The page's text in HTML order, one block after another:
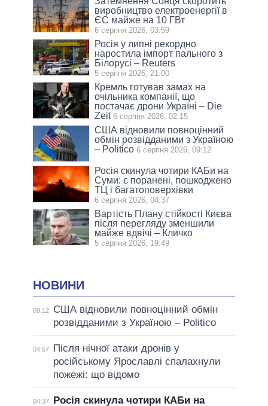
виробництво електроенергії в
ЄС майже на 10 ГВт
6 серпня 2026, 03:59
Росія у липні рекордно
наростила імпорт пального з
Білорусі – Reuters
5 серпня 2026, 21:00
Кремль готував замах на
очільника компанії, що
постачає дрони Україні – Die
Zeit 6 серпня 2026, 02:15
США відновили повноцінний
обмін розвідданими з Україною
– Politico 6 серпня 2026, 09:12
Росія скинула чотири КАБи на
Суми: є поранені, пошкоджено
ТЦ і багатоповерхівки
6 серпня 2026, 04:37
Вартість Плану стійкості Києва
після перегляду зменшили
майже вдвічі – Кличко
5 серпня 2026, 19:49
НОВИНИ
09:12
США відновили повноцінний обмін
розвідданими з Україною – Politico
04:57
Після нічної атаки дронів у
російському Ярославлі спалахнули
пожежі: що відомо
04:37
Росія скинула чотири КАБи на